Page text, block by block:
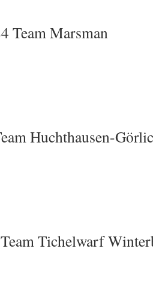
Team Marsman
Huchthausen-
Tichelwarf